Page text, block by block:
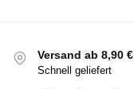
Versand ab 8,90 €
Schnell geliefert